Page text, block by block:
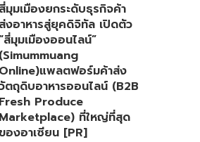
สี่มุมเมืองยกระดับธุรกิจค้า
ส่งอาหารสู่ยุคดิจิทัล เปิดตัว
สี่มุมเมืองออนไลน์”
(Simummuang
Online)แพลตฟอร์มค้าส่ง
ตถุดิบอาหารออนไลน์ (B2B
Fresh Produce
Marketplace) ที่ใหญ่ที่สุด
ของอาเซียน [PR]